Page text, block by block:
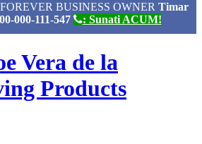
BUSINESS OWNER Timar
000-111-547
: Sunati ACUM!
Vera de la
Products